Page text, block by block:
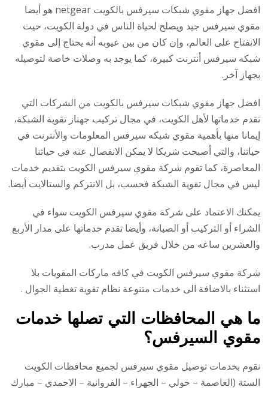
افضل جهاز مقوي شبكات سيرفس بالكويت netgear هو أيضا
مقوي سيرفس جيد ويصلح لحياة الناس في دولة الكويت، حيث
الانفتاح على العالم، وإن كان من بين عيوبه أنه يحتاج إلى مقوي
شبكه سيرفس أنترنت كبيرة، كما يوجد به وصلات خاصة لتوصيله
بجهاز آخر.
افضل جهاز مقوي شبكات سيرفس بالكويت من الشركات التي
تقدم خدماتها لأهل الكويت، في مجال تركيب جهناز تقوية الشبكة،
إيمانا منها بأهمية مقوي شبكه سيرفس المعلومات والأنترنت في
حياتنا، والتي أصبحت شريكا لا يمكن الانفصال عنه في حياتنا
المعاصرة، كما تقوم شركة مقوي سيرفس الكويت بتقديم خدمات
ليس في مجال تقوية الشبكة فحسب، بل الانتركم والستالايت أيضا.
يمكنك الاعتماد على شركة مقوي سيرفس الكويت سواء في
الشراء أو التركيب أو الصيانة، وأيضا تقدم خدماتها على مدار الأربع
والعشرين ساعه من خلال فريق عمل مدرب.
شركة مقوي سيرفس الكويت في كافه ماركات المقويات بلا
استثناء بالاضافة الى خدمات متنوعة نظام تقوية تغطية الجوال .
ما هي المحافظات التي تصلها خدمات
مقوي السيرفس؟
نقوم بخدمات توصيل مقوي سيرفس لجميع محافظات الكويت
الستة (العاصمة – حولي – الجهراء – الفروانية – الاحمدي – مبارك